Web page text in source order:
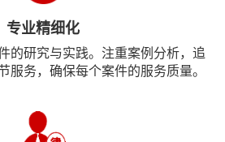
专业精细化
的研究与实践。注重案例分析，追
服务，确保每个案件的服务质量。